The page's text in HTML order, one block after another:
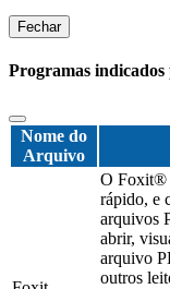
Fechar
Programas
Nome do
Arquivo
O Foxit®
rápido, e
arquivos
abrir,
arquivo
outros